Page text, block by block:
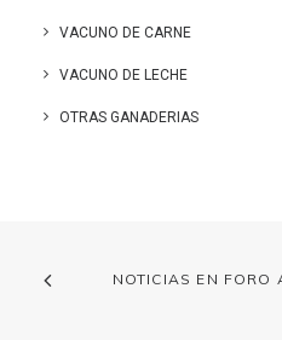
VACUNO DE CARNE
VACUNO DE LECHE
OTRAS GANADERIAS
NOTICIAS EN FORO